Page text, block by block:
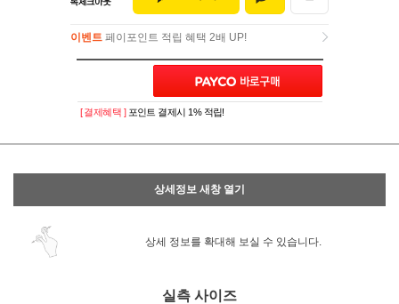
이벤트 페이포인트 적립 혜택 2배 UP!
이벤트페이포인트 적립 혜택 2배 UP!
[ 결제혜택 ] 포인트 결제시 1% 적립!
상세정보 새창 열기
상세 정보를 확대해 보실 수 있습니다.
실측 사이즈